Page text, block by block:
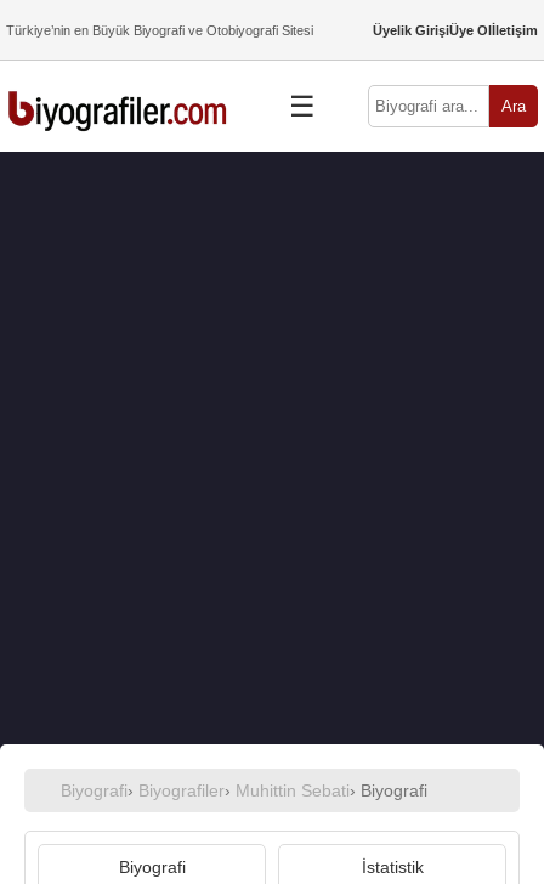
Türkiye’nin en Büyük Biyografi ve Otobiyografi Sitesi Üyelik GirişiÜye Olİletişim
☰ Ara
Biyografi› Biyografiler› Muhittin Sebati› Biyografi
Biyografi İstatistik